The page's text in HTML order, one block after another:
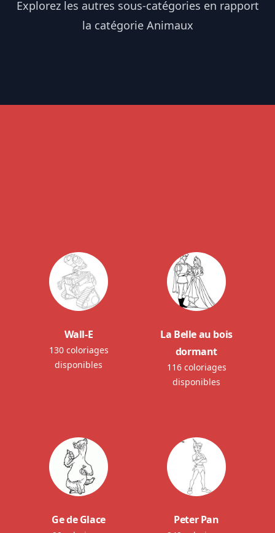
Explorez les autres sous-catégories en rapport
la catégorie Animaux
Wall-E
130 coloriages
disponibles
La Belle au bois
dormant
116 coloriages
disponibles
Ge de Glace Peter Pan